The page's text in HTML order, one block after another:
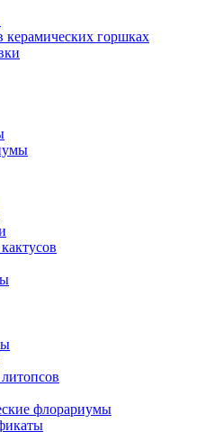
керамических горшках
флорариумы